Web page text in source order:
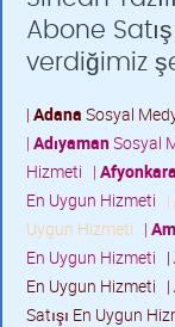
Abone
verdiğimiz
| Adana Sosyal
| AdıyamanSosyal
Hizmeti |
En Uygun Hizmeti |
Uygun Hizmeti |
En Uygun Hizmeti |
En Uygun Hizmeti |
Satışı En Uygun